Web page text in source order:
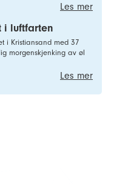
Les mer
i luftfarten
i Kristiansand med 37
morgenskjenking av øl
Les mer